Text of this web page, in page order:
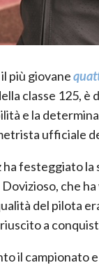
il più giovane
classe 125, è
e la
ufficiale
festeggiato la
che
del pilota
a
il campionato